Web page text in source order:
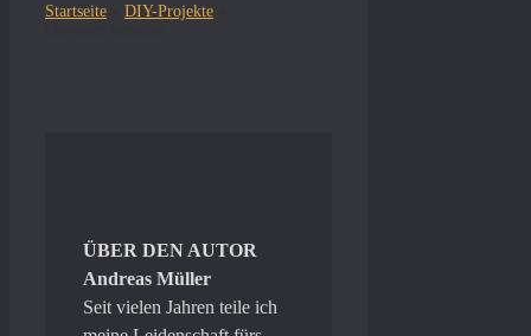
Startseite DIY-Projekte
ÜBER DEN AUTOR
Andreas Müller
Seit vielen Jahren teile ich